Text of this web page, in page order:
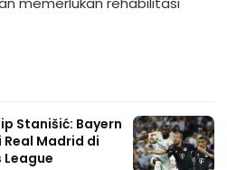
Stanišić: Bayern
Madrid di
League